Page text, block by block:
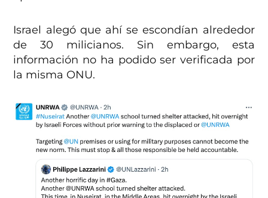
Israel alegó que ahí se escondían alrededor
de 30 milicianos. Sin embargo, esta
información no ha podido ser verificada por
la misma ONU.